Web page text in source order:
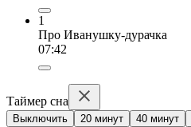
1
Про Иванушку-дурачка
07:42
Таймер сна
Выключить 20 минут 40 минут